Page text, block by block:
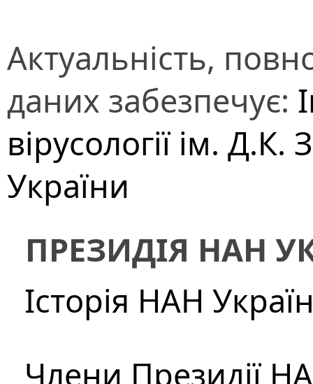
Актуальність,
даних забезпечує:
вірусології ім.
України
ПРЕЗИДІЯ НАН
Історія НАН
Члени Президії